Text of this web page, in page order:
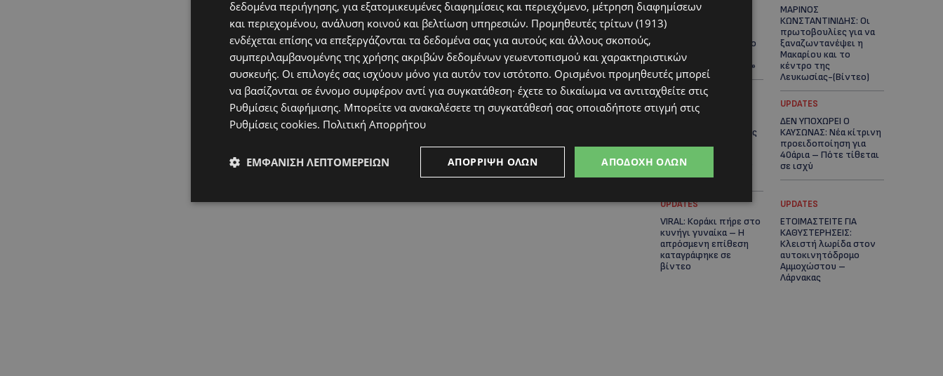
ΧΩΡΙΣ ΣΩΣΣΙΒΙΟ Η
ΘΑΛΑΣΣΙΑ ΣΥΝΔΕΣΗ
ΚΥΠΡΟΥ-ΕΛΛΑΔΑΣ:
«Χωρίς επιδότηση το
πλοίο δεν θα
ξανασηκώσει άγκυρα»
ΜΑΡΙΝΟΣ
ΚΩΝΣΤΑΝΤΙΝΙΔΗΣ: Οι
πρωτοβουλίες για να
ξαναζωντανέψει η
Μακαρίου και το
κέντρο της
Λευκωσίας-(Βίντεο)
UPDATES
ΛΕΥΚΩΣΙΑ: Χειροπέδες
να παραπλάνησε την
Αστυνομία
UPDATES
ΔΕΝ ΥΠΟΧΩΡΕΙ Ο
ΚΑΥΣΩΝΑΣ: Νέα κίτρινη
προειδοποίηση για
40άρια – Πότε τίθεται
σε ισχύ
UPDATES
VIRAL: Κοράκι πήρε στο
κυνήγι γυναίκα – Η
απρόσμενη επίθεση
καταγράφηκε σε
βίντεο
UPDATES
ΕΤΟΙΜΑΣΤΕΙΤΕ ΓΙΑ
ΚΑΘΥΣΤΕΡΗΣΕΙΣ:
Κλειστή λωρίδα στον
αυτοκινητόδρομο
Αμμοχώστου –
Λάρνακας
δεδομένα περιήγησης, για εξατομικευμένες διαφημίσεις και περιεχόμενο, μέτρηση διαφημίσεων
και περιεχομένου, ανάλυση κοινού και βελτίωση υπηρεσιών. Προμηθευτές τρίτων (1913)
ενδέχεται επίσης να επεξεργάζονται τα δεδομένα σας για αυτούς και άλλους σκοπούς,
συμπεριλαμβανομένης της χρήσης ακριβών δεδομένων γεωεντοπισμού και χαρακτηριστικών
συσκευής. Οι επιλογές σας ισχύουν μόνο για αυτόν τον ιστότοπο. Ορισμένοι προμηθευτές μπορεί
να βασίζονται σε έννομο συμφέρον αντί για συγκατάθεση· έχετε το δικαίωμα να αντιταχθείτε στις
Ρυθμίσεις διαφήμισης. Μπορείτε να ανακαλέσετε τη συγκατάθεσή σας οποιαδήποτε στιγμή στις
Ρυθμίσεις cookies. Πολιτική Απορρήτου
ΑΠΟΔΟΧΉ ΌΛΩΝ
ΑΠΌΡΡΙΨΗ ΌΛΩΝ
ΕΜΦΆΝΙΣΗ ΛΕΠΤΟΜΕΡΕΙΏΝ